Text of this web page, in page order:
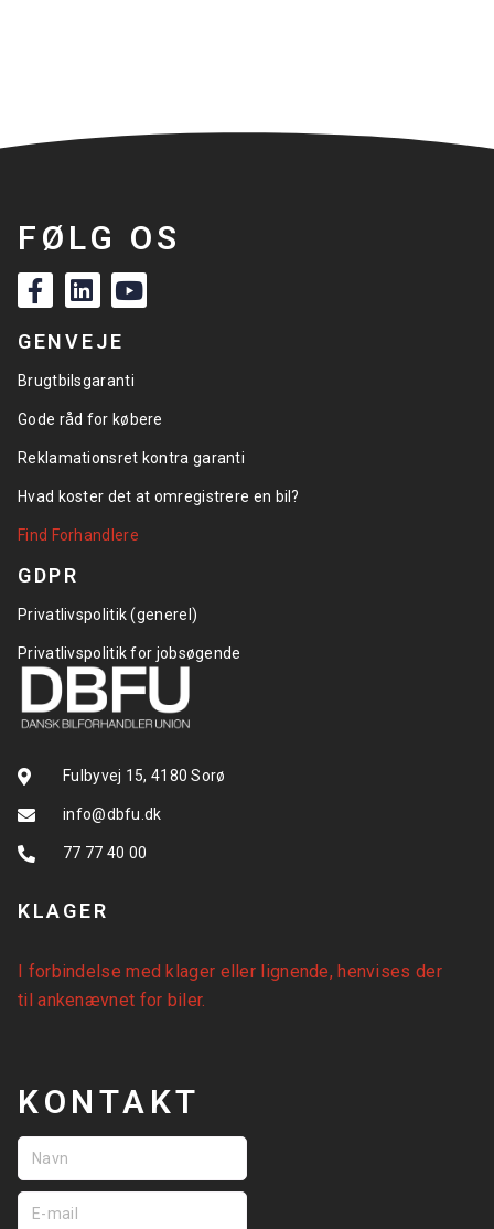
FØLG OS
GENVEJE
Brugtbilsgaranti
Gode råd for købere
Reklamationsret kontra garanti
Hvad koster det at omregistrere en bil?
Find Forhandlere
GDPR
Privatlivspolitik (generel)
Privatlivspolitik for jobsøgende
Fulbyvej 15, 4180 Sorø
info@dbfu.dk
77 77 40 00
KLAGER
I forbindelse med klager eller lignende, henvises der
tilankenævnet for biler.
KONTAKT